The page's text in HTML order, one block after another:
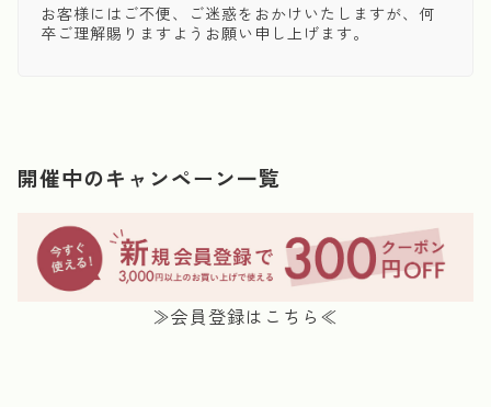
お客様にはご不便、ご迷惑をおかけいたしますが、何
卒ご理解賜りますようお願い申し上げます。
開催中のキャンペーン一覧
≫会員登録はこちら≪